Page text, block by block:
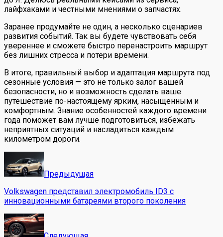
лайфхаками и честными мнениями о запчастях.
Заранее продумайте не один, а несколько сценариев
развития событий. Так вы будете чувствовать себя
увереннее и сможете быстро перенастроить маршрут
без лишних стресса и потери времени.
В итоге, правильный выбор и адаптация маршрута под
сезонные условия — это не только залог вашей
безопасности, но и возможность сделать ваше
путешествие по-настоящему ярким, насыщенным и
комфортным. Знание особенностей каждого времени
года поможет вам лучше подготовиться, избежать
неприятных ситуаций и насладиться каждым
километром дороги.
Предыдущая
Volkswagen представил электромобиль ID3 с
инновационными батареями второго поколения